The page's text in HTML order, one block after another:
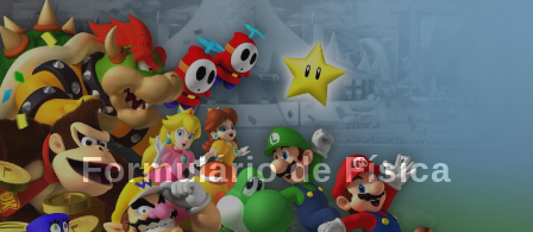
Formulário de Física